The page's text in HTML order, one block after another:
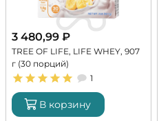
3 480,99 ₽
TREE OF LIFE, LIFE WHEY, 907
г (30 порций)
1
В корзину